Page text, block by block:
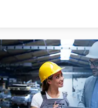
Case Ih 4420
Case Ih 9230